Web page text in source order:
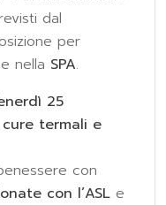
dal
per
e nella SPA.
25
termali e
con
con l’ASL e